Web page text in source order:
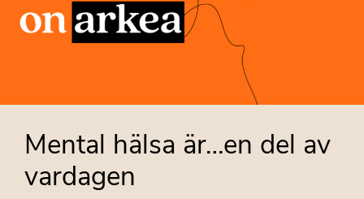
Mental hälsa är…en del av
vardagen